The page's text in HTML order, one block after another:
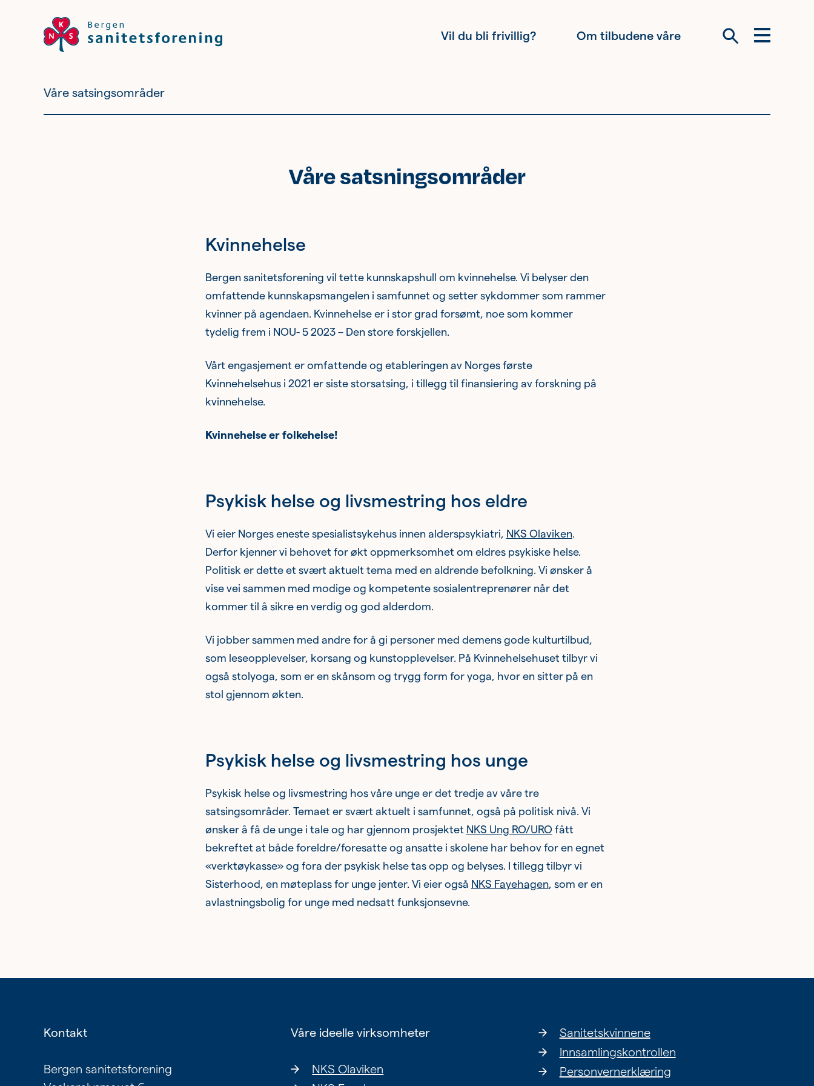
Vil du bli frivillig? Om tilbudene våre Meny
Ung
Våre satsingsområder
Våre satsningsområder
Kvinnehelse
Bergen sanitetsforening vil tette kunnskapshull om kvinnehelse. Vi belyser den
omfattende kunnskapsmangelen i samfunnet og setter sykdommer som rammer
kvinner på agendaen. Kvinnehelse er i stor grad forsømt, noe som kommer
tydelig frem i NOU- 5 2023 – Den store forskjellen.
Vårt engasjement er omfattende og etableringen av Norges første
Kvinnehelsehus i 2021 er siste storsatsing, i tillegg til finansiering av forskning på
kvinnehelse.
Kvinnehelse er folkehelse!
Psykisk helse og livsmestring hos eldre
Vi eier Norges eneste spesialistsykehus innen alderspsykiatri, NKS Olaviken.
Derfor kjenner vi behovet for økt oppmerksomhet om eldres psykiske helse.
Politisk er dette et svært aktuelt tema med en aldrende befolkning. Vi ønsker å
vise vei sammen med modige og kompetente sosialentreprenører når det
kommer til å sikre en verdig og god alderdom.
Vi jobber sammen med andre for å gi personer med demens gode kulturtilbud,
som leseopplevelser, korsang og kunstopplevelser. På Kvinnehelsehuset tilbyr vi
også stolyoga, som er en skånsom og trygg form for yoga, hvor en sitter på en
stol gjennom økten.
Psykisk helse og livsmestring hos unge
Psykisk helse og livsmestring hos våre unge er det tredje av våre tre
satsingsområder. Temaet er svært aktuelt i samfunnet, også på politisk nivå. Vi
ønsker å få de unge i tale og har gjennom prosjektet NKS Ung RO/UROfått
bekreftet at både foreldre/foresatte og ansatte i skolene har behov for en egnet
«verktøykasse» og fora der psykisk helse tas opp og belyses. I tillegg tilbyr vi
Sisterhood, en møteplass for unge jenter. Vi eier også NKS Fayehagen, som er en
avlastningsbolig for unge med nedsatt funksjonsevne.
Kontakt
Bergen sanitetsforening
Våre ideelle virksomheter
NKS Olaviken
Sanitetskvinnene
Innsamlingskontrollen
Personvernerklæring